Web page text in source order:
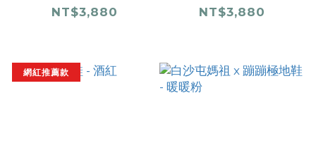
NT$3,880 NT$3,880
網紅推薦款